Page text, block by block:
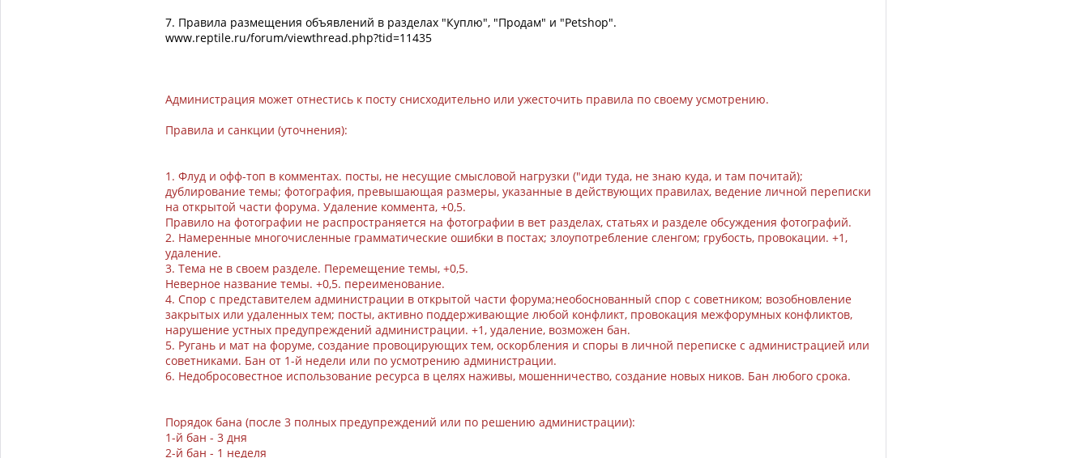
7. Правила размещения объявлений в разделах "Куплю", "Продам" и "Petshop".
www.reptile.ru/forum/viewthread.php?tid=11435
Администрация может отнестись к посту снисходительно или ужесточить правила по своему усмотрению.
Правила и санкции (уточнения):
1. Флуд и офф-топ в комментах. посты, не несущие смысловой нагрузки ("иди туда, не знаю куда, и там почитай);
дублирование темы; фотография, превышающая размеры, указанные в действующих правилах, ведение личной переписки
на открытой части форума. Удаление коммента, +0,5.
Правило на фотографии не распространяется на фотографии в вет разделах, статьях и разделе обсуждения фотографий.
2. Намеренные многочисленные грамматические ошибки в постах; злоупотребление сленгом; грубость, провокации. +1,
удаление.
3. Тема не в своем разделе. Перемещение темы, +0,5.
Неверное название темы. +0,5. переименование.
4. Спор с представителем администрации в открытой части форума;необоснованный спор с советником; возобновление
закрытых или удаленных тем; посты, активно поддерживающие любой конфликт, провокация межфорумных конфликтов,
нарушение устных предупреждений администрации. +1, удаление, возможен бан.
5. Ругань и мат на форуме, создание провоцирующих тем, оскорбления и споры в личной переписке с администрацией или
советниками. Бан от 1-й недели или по усмотрению администрации.
6. Недобросовестное использование ресурса в целях наживы, мошенничество, создание новых ников. Бан любого срока.
Порядок бана (после 3 полных предупреждений или по решению администрации):
1-й бан - 3 дня
2-й бан - 1 неделя